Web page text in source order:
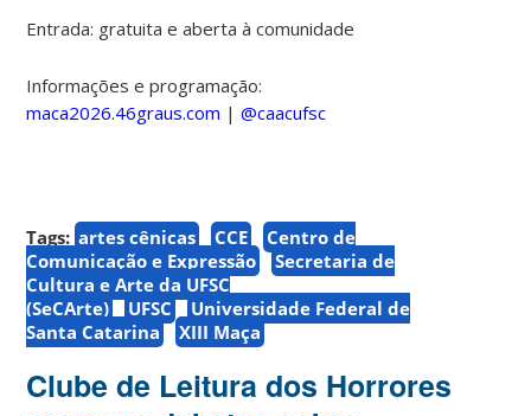
Entrada: gratuita e aberta à comunidade
Informações e programação:
maca2026.46graus.com |@caacufsc
Tags: artes cênicas CCE
Centro de
Comunicação e Expressão
Secretaria de
Cultura e Arte da UFSC
(SeCArte)
UFSC
Universidade Federal de
Santa Catarina
XIII Maça
Clube de Leitura dos Horrores